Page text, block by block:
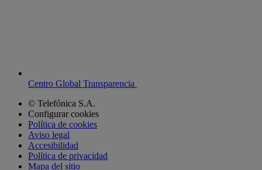
Centro Global Transparencia
© Telefónica S.A.
Configurar cookies
Política de cookies
Aviso legal
Accesibilidad
Política de privacidad
Mapa del sitio